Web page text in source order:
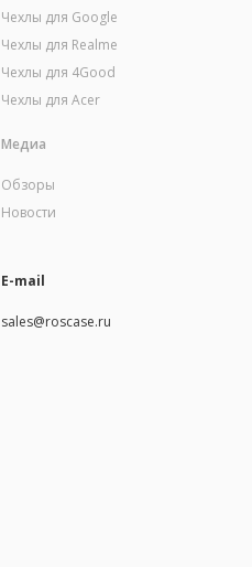
Чехлы для Google
Чехлы для Realme
Чехлы для 4Good
Чехлы для Acer
Медиа
Обзоры
Новости
E-mail
sales@roscase.ru